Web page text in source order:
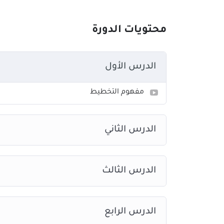
محتويات الدورة
الدرس الأول
مفهوم التخطيط
الدرس الثاني
الدرس الثالث
الدرس الرابع